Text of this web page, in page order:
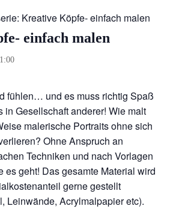
Kreative Köpfe- einfach malen
einfach malen
fühlen… und es muss richtig Spaß
in Gesellschaft anderer! Wie malt
malerische Portraits ohne sich
Ohne Anspruch an
Techniken und nach Vorlagen
es geht! Das gesamte Material wird
gerne gestellt
Leinwände, Acrylmalpapier etc).